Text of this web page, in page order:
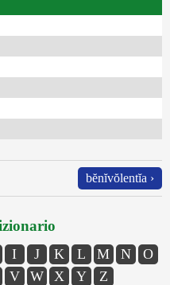
bĕnĭvŏlentĭa ›
I J K L M N
O
V W X Y Z